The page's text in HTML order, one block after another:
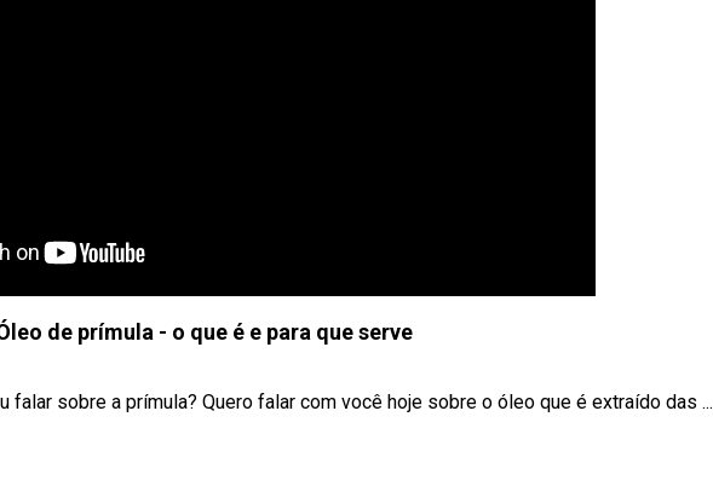
de prímula - o que é e para que serve
falar sobre a prímula? Quero falar com você hoje sobre o óleo que é extraído das ...